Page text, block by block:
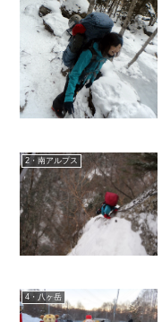
2・南アルプス
4・八ヶ岳